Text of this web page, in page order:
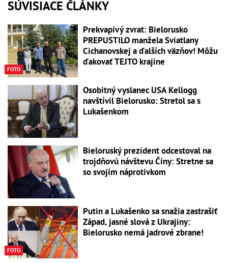
SÚVISIACE ČLÁNKY
FOTO
Prekvapivý zvrat: Bielorusko
PREPUSTILO manžela Sviatlany
Cichanovskej a ďalších väzňov! Môžu
ďakovať TEJTO krajine
Osobitný vyslanec USA Kellogg
navštívil Bielorusko: Stretol sa s
Lukašenkom
Bieloruský prezident odcestoval na
trojdňovú návštevu Číny: Stretne sa
so svojím náprotivkom
FOTO
Putin a Lukašenko sa snažia zastrašiť
Západ, jasné slová z Ukrajiny:
Bielorusko nemá jadrové zbrane!